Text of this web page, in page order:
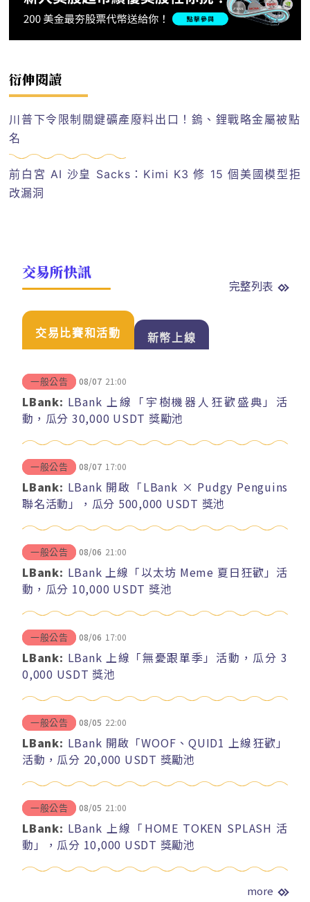
衍伸閱讀
川普下令限制關鍵礦產廢料出口！鎢、鋰戰略金屬被點
名
前白宮 AI 沙皇 Sacks：Kimi K3 修 15 個美國模型拒
改漏洞
交易所快訊
完整列表
交易比賽和活動 新幣上線
一般公告 08/07 21:00
LBank: LBank 上線「宇樹機器人狂歡盛典」活
動，瓜分 30,000 USDT 獎勵池
一般公告 08/07 17:00
LBank: LBank 開啟「LBank × Pudgy Penguins
聯名活動」，瓜分 500,000 USDT 獎池
一般公告 08/06 21:00
LBank: LBank 上線「以太坊 Meme 夏日狂歡」活
動，瓜分 10,000 USDT 獎池
一般公告 08/06 17:00
LBank: LBank 上線「無憂跟單季」活動，瓜分 3
0,000 USDT 獎池
一般公告 08/05 22:00
LBank: LBank 開啟「WOOF、QUID1 上線狂歡」
活動，瓜分 20,000 USDT 獎勵池
一般公告 08/05 21:00
LBank: LBank 上線「HOME TOKEN SPLASH 活
動」，瓜分 10,000 USDT 獎勵池
more